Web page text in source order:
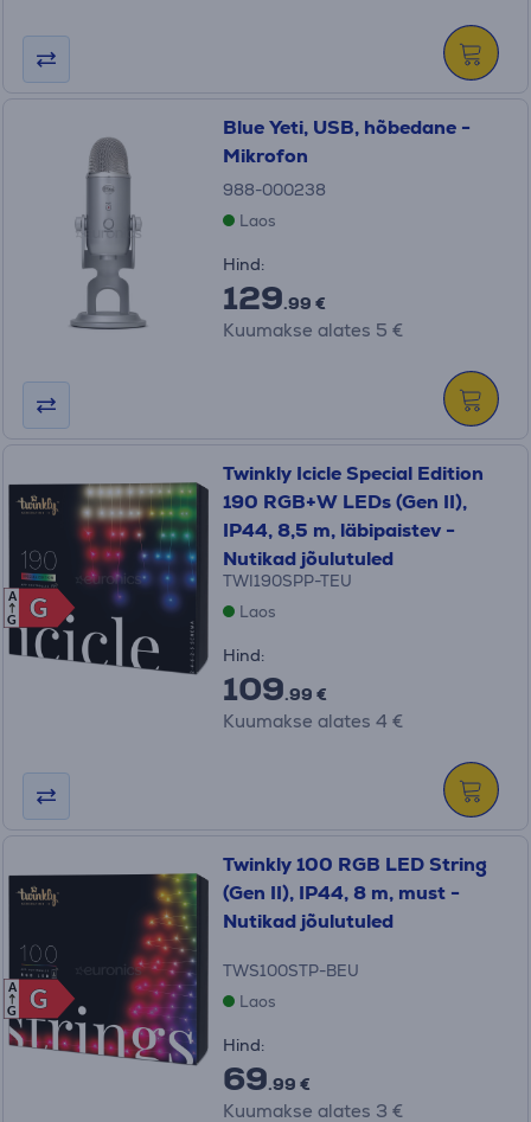
Blue Yeti, USB, hõbedane -
Mikrofon
988-000238
Laos
Hind:
129.99 €
Kuumakse alates 5 €
G
G
A
G
Twinkly Icicle Special Edition
190 RGB+W LEDs (Gen II),
IP44, 8,5 m, läbipaistev -
Nutikad jõulutuled
TWI190SPP-TEU
Laos
Hind:
109.99 €
Kuumakse alates 4 €
G
G
A
G
Twinkly 100 RGB LED String
(Gen II), IP44, 8 m, must -
Nutikad jõulutuled
TWS100STP-BEU
Laos
Hind:
69.99 €
Kuumakse alates 3 €